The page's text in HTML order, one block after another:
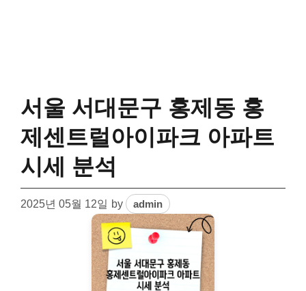
서울 서대문구 홍제동 홍
제센트럴아이파크 아파트
시세 분석
2025년 05월 12일 by admin